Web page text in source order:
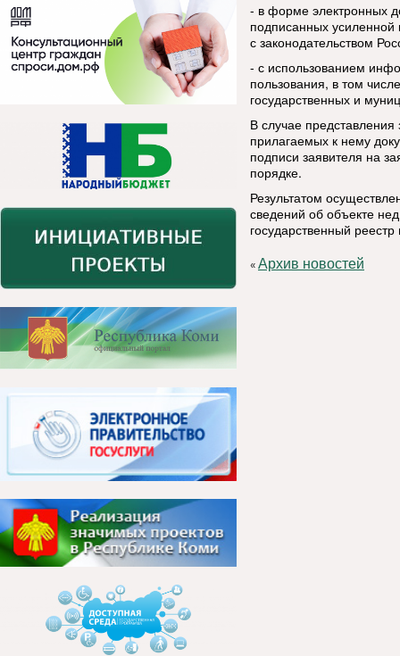
- в форме электронных
подписанных усиленной
с законодательством
- с использованием
пользования, в том
государственных и
В случае представления
прилагаемых к нему
подписи заявителя на
порядке.
Результатом
сведений об объекте
государственный
«Архив новостей